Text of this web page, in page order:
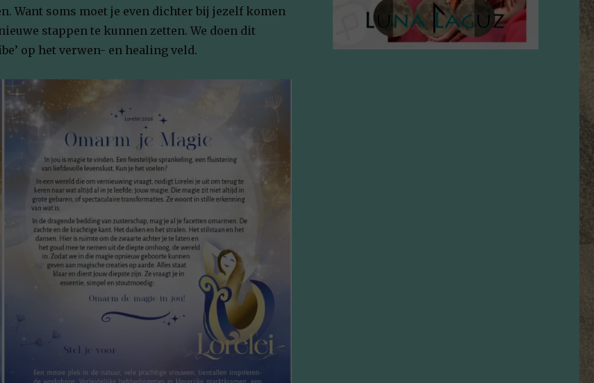
Want soms moet je even dichter bij jezelf komen
stappen te kunnen zetten. We doen dit
op het verwen- en healing veld.